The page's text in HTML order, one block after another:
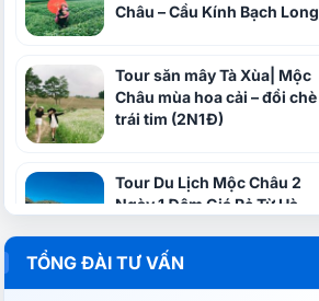
Châu – Cầu Kính Bạch Long
Tour săn mây Tà Xùa| Mộc
Châu mùa hoa cải – đồi chè
trái tim (2N1Đ)
Tour Du Lịch Mộc Châu 2
Ngày 1 Đêm Giá Rẻ Từ Hà
Cầu kính Bạch Long – Nà Ka
Tour du lịch Mộc Châu Tà
TỔNG ĐÀI TƯ VẤN